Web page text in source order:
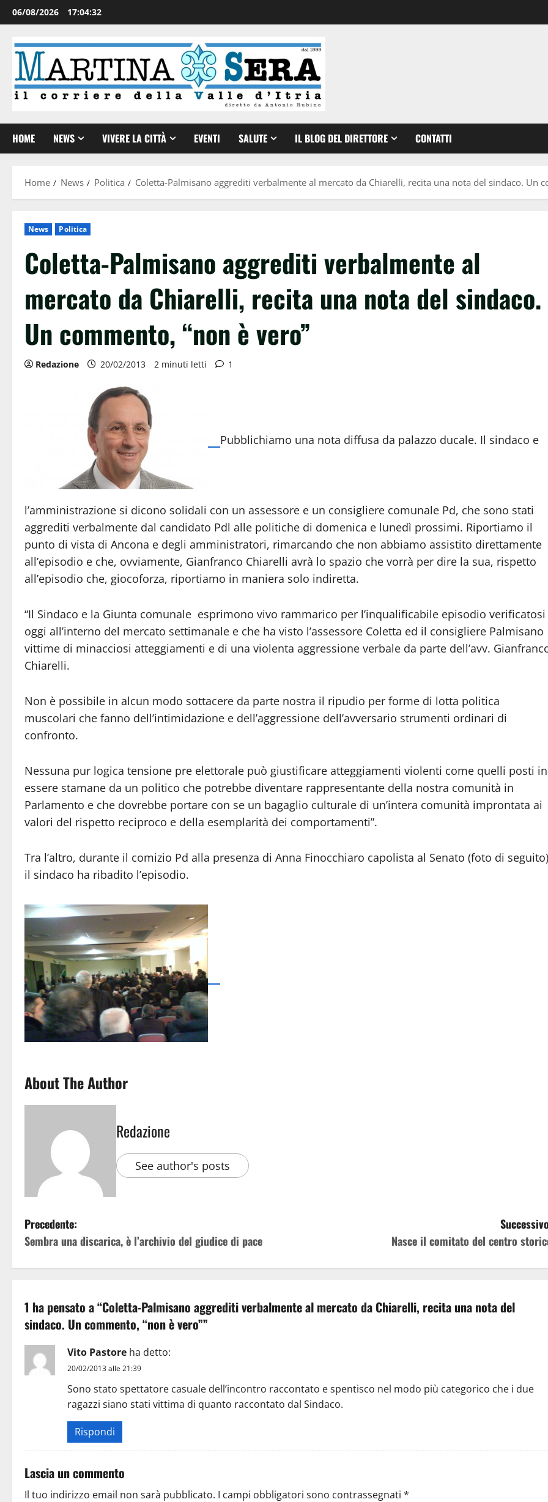
06/08/2026 17:04:33
HOME NEWS VIVERE LA CITTÀ EVENTI SALUTE IL BLOG DEL DIRETTORE CONTATTI
Home News Politica Coletta-Palmisano aggrediti verbalmente al mercato da Chiarelli, recita una nota del sindaco. Un
News Politica
Coletta-Palmisano aggrediti verbalmente al
mercato da Chiarelli, recita una nota del sindaco.
Un commento, “non è vero”
Redazione 20/02/2013 2 minuti letti 1
Pubblichiamo una nota diffusa da palazzo ducale. Il sindaco e
l’amministrazione si dicono solidali con un assessore e un consigliere comunale Pd, che sono stati
aggrediti verbalmente dal candidato Pdl alle politiche di domenica e lunedì prossimi. Riportiamo il
punto di vista di Ancona e degli amministratori, rimarcando che non abbiamo assistito direttamente
all’episodio e che, ovviamente, Gianfranco Chiarelli avrà lo spazio che vorrà per dire la sua, rispetto
all’episodio che, giocoforza, riportiamo in maniera solo indiretta.
“Il Sindaco e la Giunta comunale esprimono vivo rammarico per l’inqualificabile episodio verificatosi
oggi all’interno del mercato settimanale e che ha visto l’assessore Coletta ed il consigliere Palmisano
vittime di minacciosi atteggiamenti e di una violenta aggressione verbale da parte dell’avv.
Chiarelli.
Non è possibile in alcun modo sottacere da parte nostra il ripudio per forme di lotta politica
muscolari che fanno dell’intimidazione e dell’aggressione dell’avversario strumenti ordinari di
confronto.
Nessuna pur logica tensione pre elettorale può giustificare atteggiamenti violenti come quelli posti in
essere stamane da un politico che potrebbe diventare rappresentante della nostra comunità in
Parlamento e che dovrebbe portare con se un bagaglio culturale di un’intera comunità improntata ai
valori del rispetto reciproco e della esemplarità dei comportamenti”.
Tra l’altro, durante il comizio Pd alla presenza di Anna Finocchiaro capolista al Senato (foto di seguito)
il sindaco ha ribadito l’episodio.
About The Author
Redazione
See author's posts
Precedente:
Sembra una discarica, è l’archivio del giudice di pace
Nasce il comitato del centro
1 ha pensato a “Coletta-Palmisano aggrediti verbalmente al mercato da Chiarelli, recita una nota del
sindaco. Un commento, “non è vero””
Vito Pastore ha detto:
20/02/2013 alle 21:39
Sono stato spettatore casuale dell’incontro raccontato e spentisco nel modo più categorico che i due
ragazzi siano stati vittima di quanto raccontato dal Sindaco.
Rispondi
Lascia un commento
Il tuo indirizzo email non sarà pubblicato. I campi obbligatori sono contrassegnati *